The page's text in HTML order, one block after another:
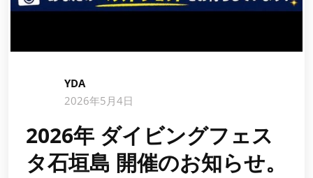
YDA
2026年5月4日
2026年 ダイビングフェス
タ石垣島 開催のお知らせ。